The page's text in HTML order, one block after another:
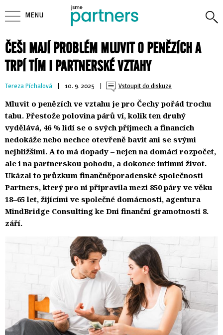
ČEŠI MAJÍ PROBLÉM MLUVIT O PENĚZÍCH A
TRPÍ TÍM I PARTNERSKÉ VZTAHY
Tereza Píchalová | 10. 9. 2025 | Vstoupit do diskuze
Mluvit o penězích ve vztahu je pro Čechy pořád trochu
tabu. Přestože polovina párů ví, kolik ten druhý
vydělává, 46 % lidí se o svých příjmech a financích
nedokáže nebo nechce otevřeně bavit ani se svými
nejbližšími. A to má dopady – nejen na domácí rozpočet,
ale i na partnerskou pohodu, a dokonce intimní život.
Ukázal to průzkum finančněporadenské společnosti
Partners, který pro ni připravila mezi 850 páry ve věku
18–65 let, žijícími ve společné domácnosti, agentura
MindBridge Consulting ke Dni finanční gramotnosti 8.
září.
MENU